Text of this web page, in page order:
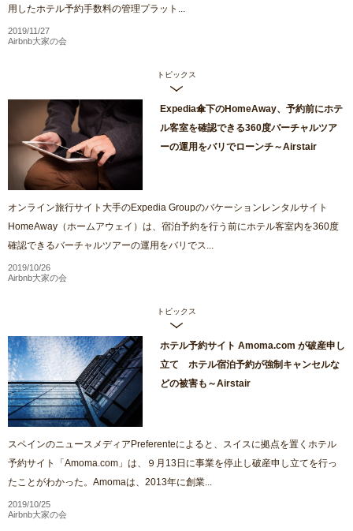
用したホテル予約手数料の管理プラット...
2019/11/27
Airbnb大家の会
トピックス
Expedia傘下のHomeAway、予約前にホテ
ル客室を確認できる360度バーチャルツア
ーの運用をバリでローンチ～Airstair
オンライン旅行サイト大手のExpedia Groupのバケーションレンタルサイト
HomeAway（ホームアウェイ）は、宿泊予約を行う前にホテル客室内を360度
確認できるバーチャルツアーの運用をバリでス...
2019/10/26
Airbnb大家の会
トピックス
ホテル予約サイト Amoma.com が破産申し
立て ホテル宿泊予約が強制キャンセルな
どの被害も～Airstair
スペインのニュースメディアPreferenteによると、スイスに拠点を置くホテル
予約サイト「Amoma.com」は、９月13日に事業を停止し破産申し立てを行っ
たことがわかった。Amomaは、2013年に創業...
2019/10/25
Airbnb大家の会